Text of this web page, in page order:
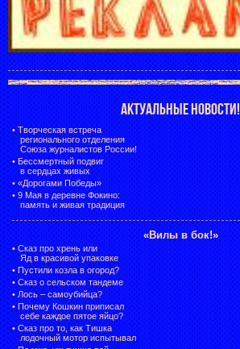
АКТУАЛЬНЫЕ НОВОСТИ!
• Творческая встреча
регионального отделения
Союза журналистов России!
• Бессмертный подвиг
в сердцах живых
• «Дорогами Победы»
• 9 Мая в деревне Фокино:
память и живая традиция
«Вилы в бок!»
• Сказ про хрень или
Яд в красивой упаковке
• Пустили козла в огород?
• Сказ о сельском тандеме
• Лось – самоубийца?
• Почему Кошкин приписал
себе каждое пятое яйцо?
• Сказ про то, как Тишка
лодочный мотор испытывал